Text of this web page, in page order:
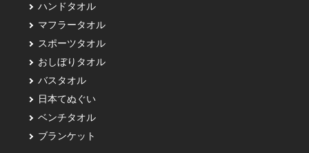
ハンドタオル
マフラータオル
スポーツタオル
おしぼりタオル
バスタオル
日本てぬぐい
ベンチタオル
ブランケット